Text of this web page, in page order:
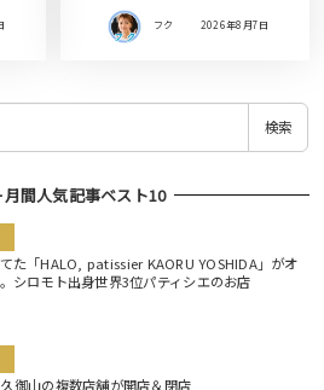
フク 2026年8月7日
検索
月間人気記事ベスト10
た「HALO, patissier KAORU YOSHIDA」がオ
シロモト出身世界3位パティシエのお店
御山の複数店舗が開店＆閉店